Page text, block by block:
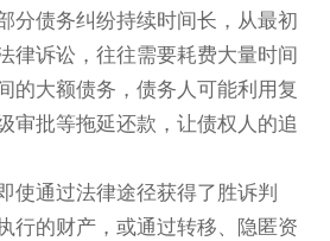
分债务纠纷持续时间长，从最初
律诉讼，往往需要耗费大量时间
的大额债务，债务人可能利用复
审批等拖延还款，让债权人的追
使通过法律途径获得了胜诉判
行的财产，或通过转移、隐匿资